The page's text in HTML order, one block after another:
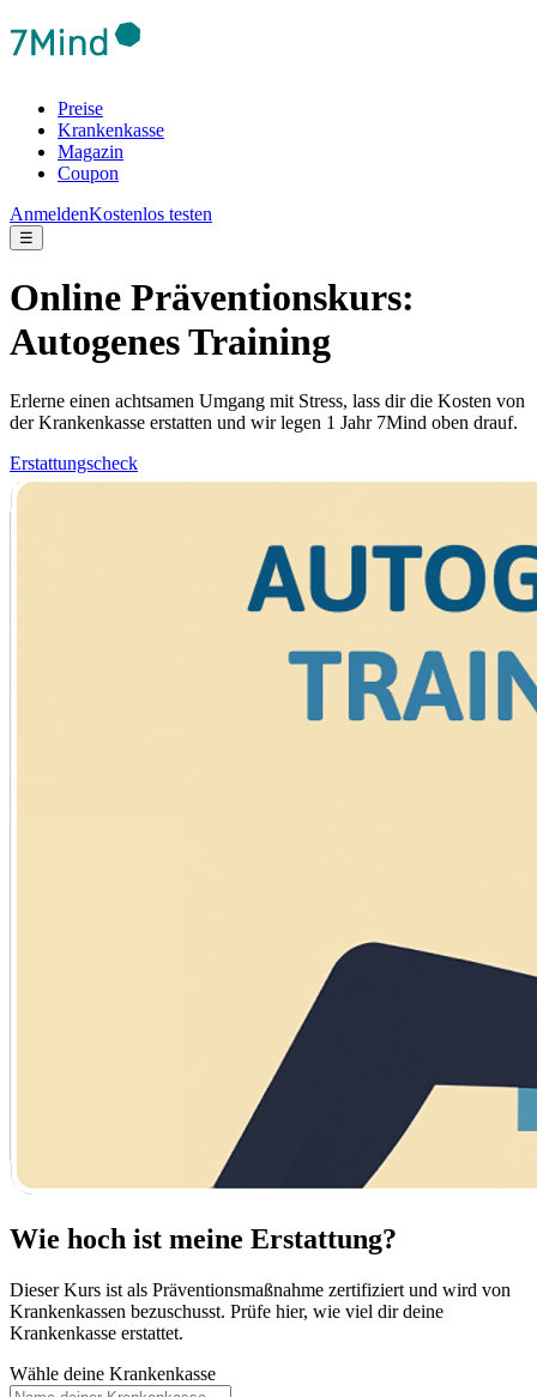
Preise
Krankenkasse
Magazin
Coupon
AnmeldenKostenlos testen
☰
Online Präventionskurs:
Autogenes Training
Erlerne einen achtsamen Umgang mit Stress, lass dir die Kosten von
der Krankenkasse erstatten und wir legen 1 Jahr 7Mind oben drauf.
Erstattungscheck
Wie hoch ist meine Erstattung?
Dieser Kurs ist als Präventionsmaßnahme zertifiziert und wird von
Krankenkassen bezuschusst. Prüfe hier, wie viel dir deine
Krankenkasse erstattet.
Wähle deine Krankenkasse